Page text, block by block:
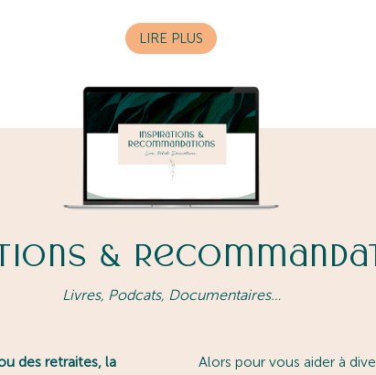
LIRE PLUS
&
Livres, Podcats, Documentaires…
des retraites, la
Alors pour vous aider à